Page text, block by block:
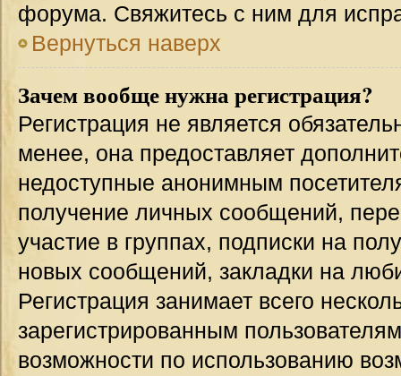
форума. Свяжитесь с ним для
Вернуться наверх
Зачем вообще нужна регистрация?
Регистрация не является
менее, она предоставляет
недоступные анонимным
получение личных сообщений,
участие в группах, подписки на
новых сообщений, закладки на
Регистрация занимает всего
зарегистрированным
возможности по использованию